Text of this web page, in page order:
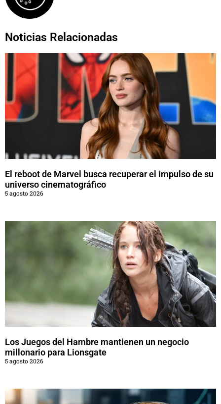
Noticias Relacionadas
El reboot de Marvel busca recuperar el impulso de su
universo cinematográfico
5 agosto 2026
Los Juegos del Hambre mantienen un negocio
millonario para Lionsgate
5 agosto 2026